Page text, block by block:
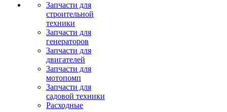
Запчасти для
строительной
техники
Запчасти для
генераторов
Запчасти для
двигателей
Запчасти для
мотопомп
Запчасти для
садовой техники
Расходные